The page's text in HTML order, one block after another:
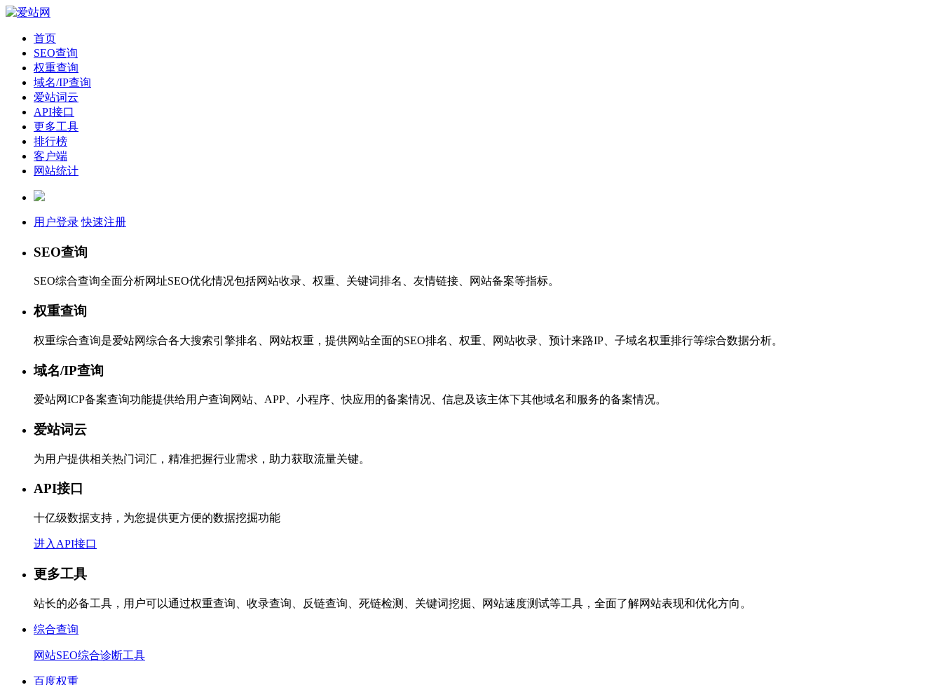
首页
SEO查询
权重查询
域名/IP查询
爱站词云
API接口
更多工具
排行榜
客户端
网站统计
用户登录 快速注册
SEO查询
SEO综合查询全面分析网址SEO优化情况包括网站收录、权重、关键词排名、友情链接、网站备案等指标。
权重查询
权重综合查询是爱站网综合各大搜索引擎排名、网站权重，提供网站全面的SEO排名、权重、网站收录、预计来路IP、子域名权重排行等综合数据分析。
域名/IP查询
爱站网ICP备案查询功能提供给用户查询网站、APP、小程序、快应用的备案情况、信息及该主体下其他域名和服务的备案情况。
爱站词云
为用户提供相关热门词汇，精准把握行业需求，助力获取流量关键。
API接口
十亿级数据支持，为您提供更方便的数据挖掘功能
进入API接口
更多工具
站长的必备工具，用户可以通过权重查询、收录查询、反链查询、死链检测、关键词挖掘、网站速度测试等工具，全面了解网站表现和优化方向。
综合查询
网站SEO综合诊断工具
百度权重